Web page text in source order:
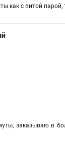
как с витой
заказываю в